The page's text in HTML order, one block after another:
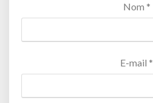
Nom *
E-mail *